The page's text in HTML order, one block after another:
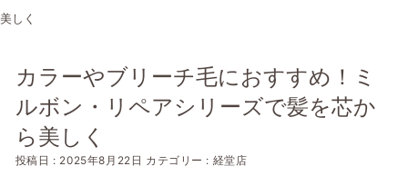
美しく
カラーやブリーチ毛におすすめ！ミ
ルボン・リペアシリーズで髪を芯か
ら美しく
投稿日 : 2025年8月22日 カテゴリー : 経堂店